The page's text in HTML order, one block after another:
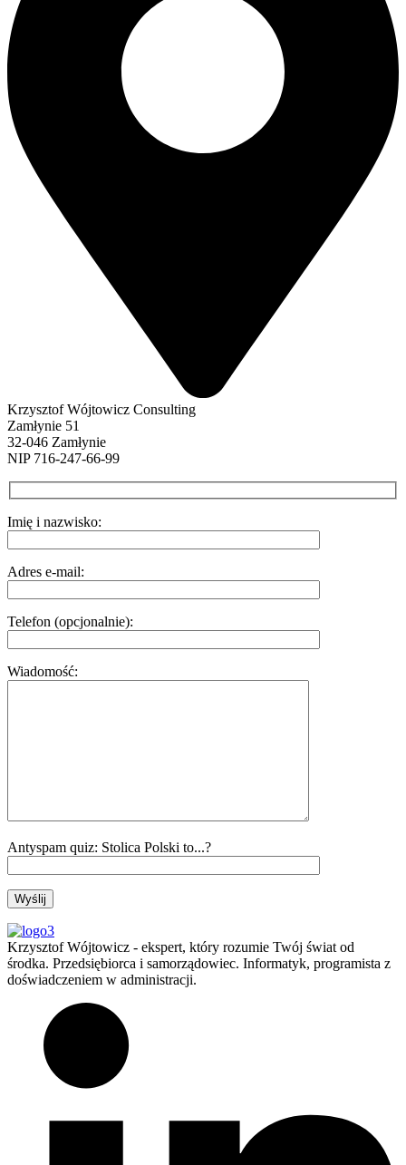
Krzysztof Wójtowicz Consulting
Zamłynie 51
32-046 Zamłynie
NIP 716-247-66-99
Imię i nazwisko:
Adres e-mail:
Telefon (opcjonalnie):
Wiadomość:
Antyspam quiz: Stolica Polski to...?
Krzysztof Wójtowicz - ekspert, który rozumie Twój świat od
środka. Przedsiębiorca i samorządowiec. Informatyk, programista z
doświadczeniem w administracji.​